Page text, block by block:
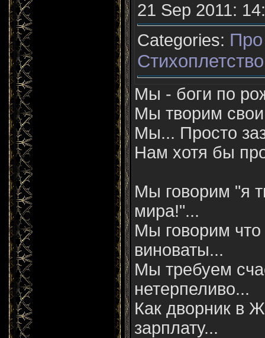
21 Sep 2011:
Categories:
Стихоплетство
Мы - боги по
Мы творим
Мы... Просто
Нам хотя бы
Мы говорим "я
мира!"...
Мы говорим что
виноваты...
Мы требуем
нетерпеливо...
Как дворник в
зарплату...